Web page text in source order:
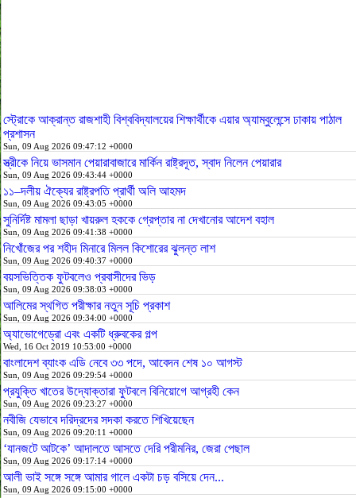
স্ট্রোকে আক্রান্ত রাজশাহী বিশ্ববিদ্যালয়ের শিক্ষার্থীকে এয়ার অ্যাম্বুলেন্সে ঢাকায় পাঠাল
প্রশাসন
Sun, 09 Aug 2026 09:47:12 +0000
স্ত্রীকে নিয়ে ভাসমান পেয়ারাবাজারে মার্কিন রাষ্ট্রদূত, স্বাদ নিলেন পেয়ারার
Sun, 09 Aug 2026 09:43:44 +0000
১১–দলীয় ঐক্যের রাষ্ট্রপতি প্রার্থী অলি আহমদ
Sun, 09 Aug 2026 09:43:05 +0000
সুনির্দিষ্ট মামলা ছাড়া খায়রুল হককে গ্রেপ্তার না দেখানোর আদেশ বহাল
Sun, 09 Aug 2026 09:41:38 +0000
নিখোঁজের পর শহীদ মিনারে মিলল কিশোরের ঝুলন্ত লাশ
Sun, 09 Aug 2026 09:40:37 +0000
বয়সভিত্তিক ফুটবলেও প্রবাসীদের ভিড়
Sun, 09 Aug 2026 09:38:03 +0000
আলিমের স্থগিত পরীক্ষার নতুন সূচি প্রকাশ
Sun, 09 Aug 2026 09:34:00 +0000
অ্যাভোগেড্রো এবং একটি ধ্রুবকের গল্প
Wed, 16 Oct 2019 10:53:00 +0000
বাংলাদেশ ব্যাংক এডি নেবে ৩৩ পদে, আবেদন শেষ ১০ আগস্ট
Sun, 09 Aug 2026 09:29:54 +0000
প্রযুক্তি খাতের উদ্যোক্তারা ফুটবলে বিনিয়োগে আগ্রহী কেন
Sun, 09 Aug 2026 09:23:27 +0000
নবীজি যেভাবে দরিদ্রদের সদকা করতে শিখিয়েছেন
Sun, 09 Aug 2026 09:20:11 +0000
‘যানজটে আটকে’ আদালতে আসতে দেরি পরীমনির, জেরা পেছাল
Sun, 09 Aug 2026 09:17:14 +0000
আলী ভাই সঙ্গে সঙ্গে আমার গালে একটা চড় বসিয়ে দেন...
Sun, 09 Aug 2026 09:15:00 +0000